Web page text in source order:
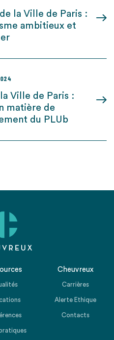
la Ville de Paris :
ambitieux et
Ville de Paris :
matière de
du PLUb
Cheuvreux
Carrières
Alerte Ethique
Contacts